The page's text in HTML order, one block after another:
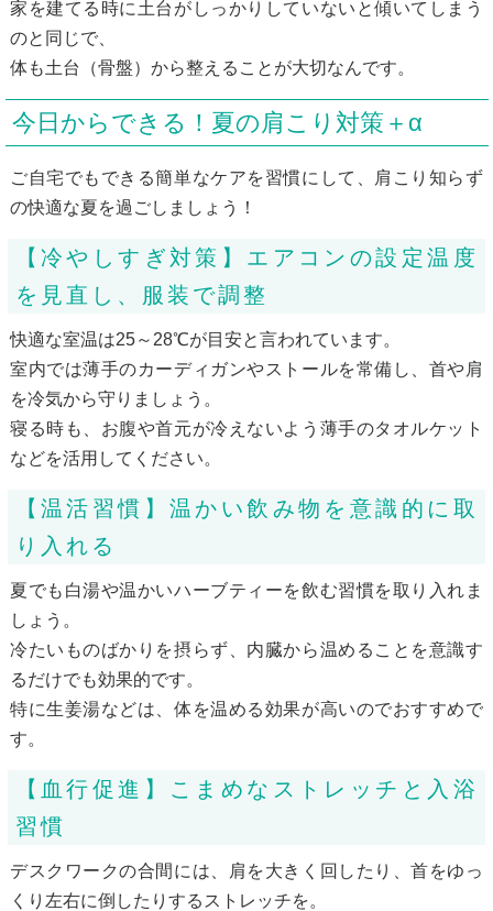
家を建てる時に土台がしっかりしていないと傾いてしまう
のと同じで、
体も土台（骨盤）から整えることが大切なんです。
今日からできる！夏の肩こり対策＋α
ご自宅でもできる簡単なケアを習慣にして、肩こり知らず
の快適な夏を過ごしましょう！
【冷やしすぎ対策】エアコンの設定温度
を見直し、服装で調整
快適な室温は25～28℃が目安と言われています。
室内では薄手のカーディガンやストールを常備し、首や肩
を冷気から守りましょう。
寝る時も、お腹や首元が冷えないよう薄手のタオルケット
などを活用してください。
【温活習慣】温かい飲み物を意識的に取
り入れる
夏でも白湯や温かいハーブティーを飲む習慣を取り入れま
しょう。
冷たいものばかりを摂らず、内臓から温めることを意識す
るだけでも効果的です。
特に生姜湯などは、体を温める効果が高いのでおすすめで
す。
【血行促進】こまめなストレッチと入浴
習慣
デスクワークの合間には、肩を大きく回したり、首をゆっ
くり左右に倒したりするストレッチを。